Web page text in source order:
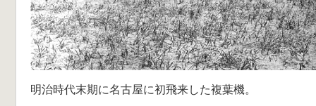
明治時代末期に名古屋に初飛来した複葉機。